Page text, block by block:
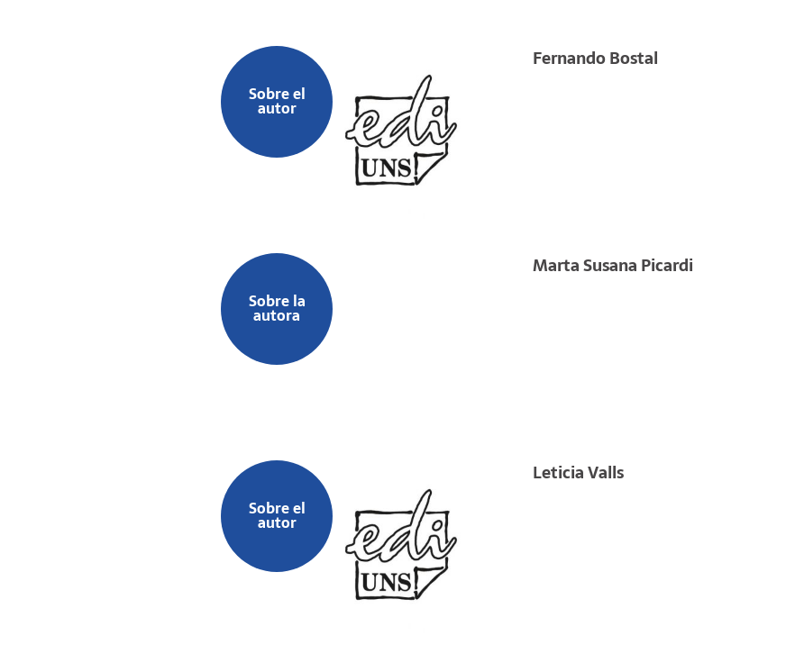
Sobre el
autor
Fernando Bostal
Sobre la
autora
Marta Susana Picardi
Sobre el
autor
Leticia Valls